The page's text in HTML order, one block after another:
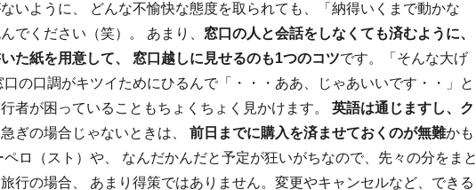
いように、 どんな不愉快な態度を取られても、「納得いくまで動かな
でください（笑）。 あまり、 窓口の人と会話をしなくても済むように、
た紙を用意して、 窓口越しに見せるのも1つのコツです。「そんな大げ
の口調がキツイためにひるんで「・・・ああ、じゃあいいです・・」と
者が困っていることもちょくちょく見かけます。 英語は通じますし、ク
急ぎの場合じゃないときは、 前日までに購入を済ませておくのが無難かも
ロ（スト）や、 なんだかんだと予定が狂いがちなので、先々の分をまと
行の場合、 あまり得策ではありません。変更やキャンセルなど、できる